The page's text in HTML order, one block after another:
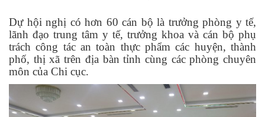
Dự hội nghị có hơn 60 cán bộ là trưởng phòng y tế,
lãnh đạo trung tâm y tế, trưởng khoa và cán bộ phụ
trách công tác an toàn thực phẩm các huyện, thành
phố, thị xã trên địa bàn tỉnh cùng các phòng chuyên
môn của Chi cục.